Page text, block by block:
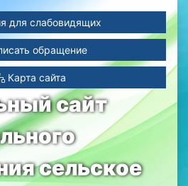
сайт
сельское
для слабовидящих
обращение
Карта сайта